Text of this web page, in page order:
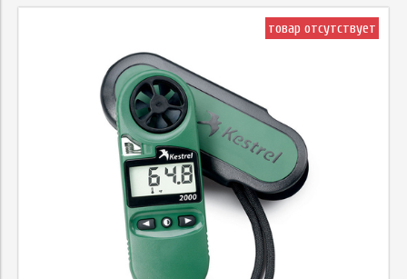
товар отсутствует